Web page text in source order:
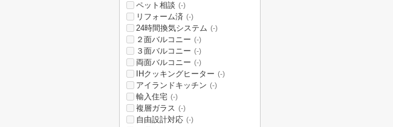
ペット相談 (-)
リフォーム済 (-)
24時間換気システム (-)
２面バルコニー (-)
３面バルコニー (-)
両面バルコニー (-)
IHクッキングヒーター (-)
アイランドキッチン (-)
輸入住宅 (-)
複層ガラス (-)
自由設計対応 (-)